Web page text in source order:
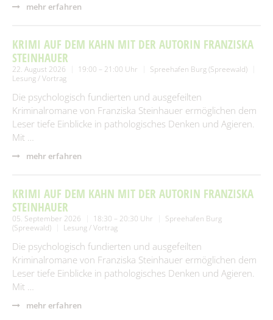
mehr erfahren
KRIMI AUF DEM KAHN MIT DER AUTORIN FRANZISKA
STEINHAUER
22. August 2026 19:00 – 21:00 Uhr
Spreehafen Burg (Spreewald)
Lesung / Vortrag
Die psychologisch fundierten und ausgefeilten
Kriminalromane von Franziska Steinhauer ermöglichen dem
Leser tiefe Einblicke in pathologisches Denken und Agieren.
Mit …
mehr erfahren
KRIMI AUF DEM KAHN MIT DER AUTORIN FRANZISKA
STEINHAUER
05. September 2026 18:30 – 20:30 Uhr
Spreehafen Burg
(Spreewald)
Lesung / Vortrag
Die psychologisch fundierten und ausgefeilten
Kriminalromane von Franziska Steinhauer ermöglichen dem
Leser tiefe Einblicke in pathologisches Denken und Agieren.
Mit …
mehr erfahren